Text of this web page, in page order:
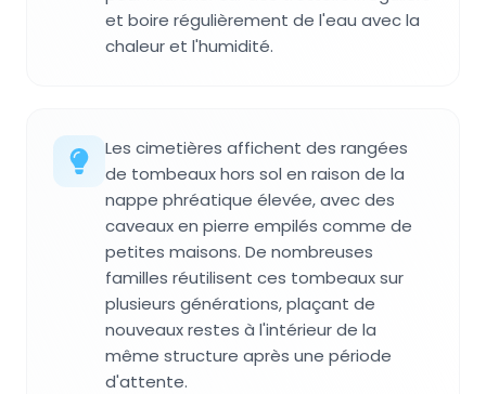
et boire régulièrement de l'eau avec la
chaleur et l'humidité.
Les cimetières affichent des rangées
de tombeaux hors sol en raison de la
nappe phréatique élevée, avec des
caveaux en pierre empilés comme de
petites maisons. De nombreuses
familles réutilisent ces tombeaux sur
plusieurs générations, plaçant de
nouveaux restes à l'intérieur de la
même structure après une période
d'attente.